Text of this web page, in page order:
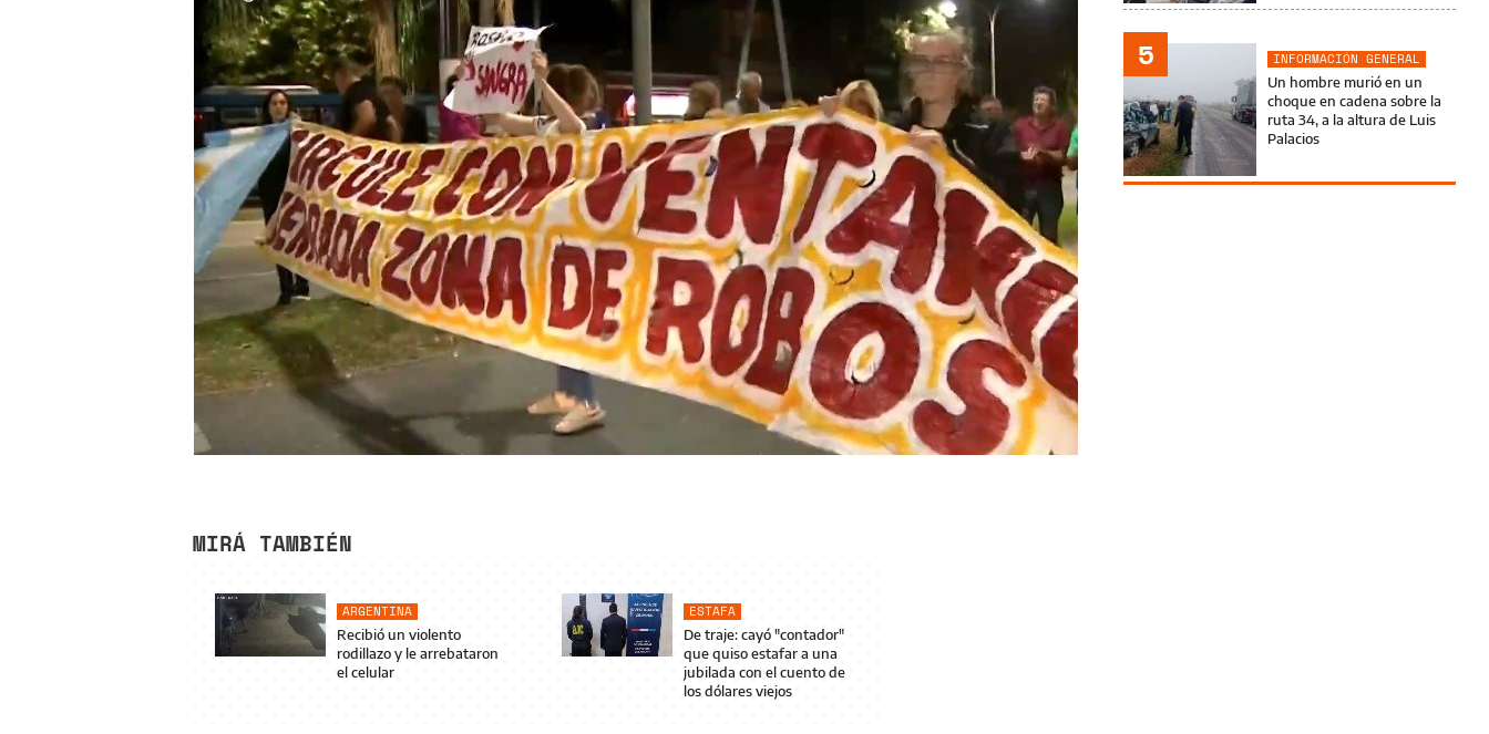
MIRÁ TAMBIÉN
ARGENTINA
Recibió un violento
rodillazo y le arrebataron
el celular
ESTAFA
De traje: cayó "contador"
que quiso estafar a una
jubilada con el cuento de
los dólares viejos
5
INFORMACIÓN GENERAL
Un hombre murió en un
choque en cadena sobre la
ruta 34, a la altura de Luis
Palacios